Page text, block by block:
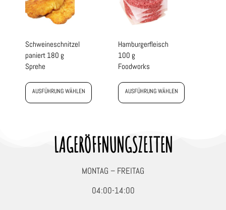
Schweineschnitzel
paniert 180 g
Sprehe
AUSFÜHRUNG WÄHLEN
Hamburgerfleisch
100 g
Foodworks
AUSFÜHRUNG WÄHLEN
LAGERÖFFNUNGSZEITEN
MONTAG – FREITAG
04:00-14:00